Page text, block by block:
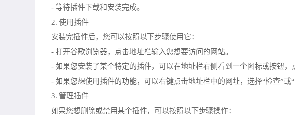
- 等待插件下载和安装完成。
2. 使用插件
安装完插件后，您可以按照以下步骤使用它：
- 打开谷歌浏览器，点击地址栏输入您想要访问的网站。
- 如果您安装了某个特定的插件，可以在地址栏右侧看到一个图标或按钮，
- 如果您想使用插件的功能，可以右键点击地址栏中的网址，选择“检查”或“
3. 管理插件
如果您想删除或禁用某个插件，可以按照以下步骤操作：